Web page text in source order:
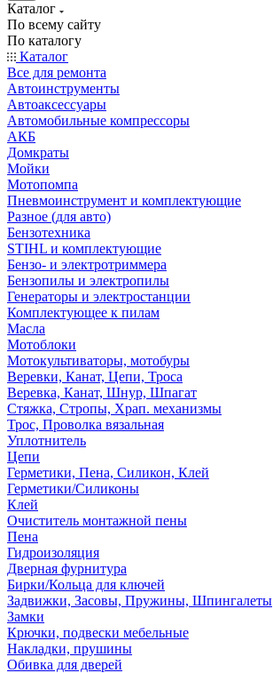
Каталог
По всему сайту
По каталогу
Каталог
Все для ремонта
Автоинструменты
Автоаксессуары
Автомобильные компрессоры
АКБ
Домкраты
Мойки
Мотопомпа
Пневмоинструмент и комплектующие
Разное (для авто)
Бензотехника
STIHL и комплектующие
Бензо- и электротриммера
Бензопилы и электропилы
Генераторы и электростанции
Комплектующее к пилам
Масла
Мотоблоки
Мотокультиваторы, мотобуры
Веревки, Канат, Цепи, Троса
Веревка, Канат, Шнур, Шпагат
Стяжка, Стропы, Храп. механизмы
Трос, Проволка вязальная
Уплотнитель
Цепи
Герметики, Пена, Силикон, Клей
Герметики/Силиконы
Клей
Очиститель монтажной пены
Пена
Гидроизоляция
Дверная фурнитура
Бирки/Кольца для ключей
Задвижки, Засовы, Пружины, Шпингалеты
Замки
Крючки, подвески мебельные
Накладки, прушины
Обивка для дверей